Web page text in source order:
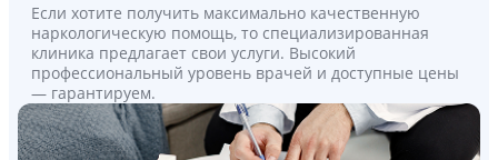
Если хотите получить максимально качественную
наркологическую помощь, то специализированная
клиника предлагает свои услуги. Высокий
профессиональный уровень врачей и доступные цены
— гарантируем.